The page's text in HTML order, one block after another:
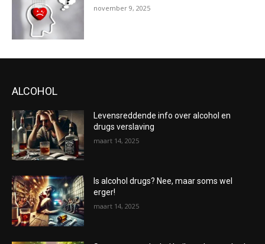
november 9, 2025
ALCOHOL
Levensreddende info over alcohol en
drugs verslaving
maart 14, 2025
Is alcohol drugs? Nee, maar soms wel
erger!
maart 14, 2025